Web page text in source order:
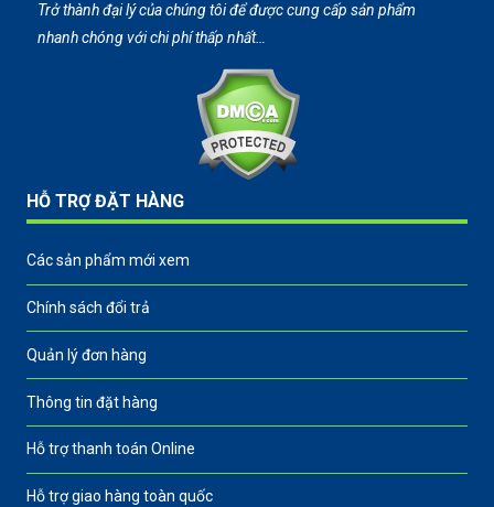
Trở thành đại lý của chúng tôi để được cung cấp sản phẩm
nhanh chóng với chi phí thấp nhất…
HỖ TRỢ ĐẶT HÀNG
Các sản phẩm mới xem
Chính sách đổi trả
Quản lý đơn hàng
Thông tin đặt hàng
Hỗ trợ thanh toán Online
Hỗ trợ giao hàng toàn quốc